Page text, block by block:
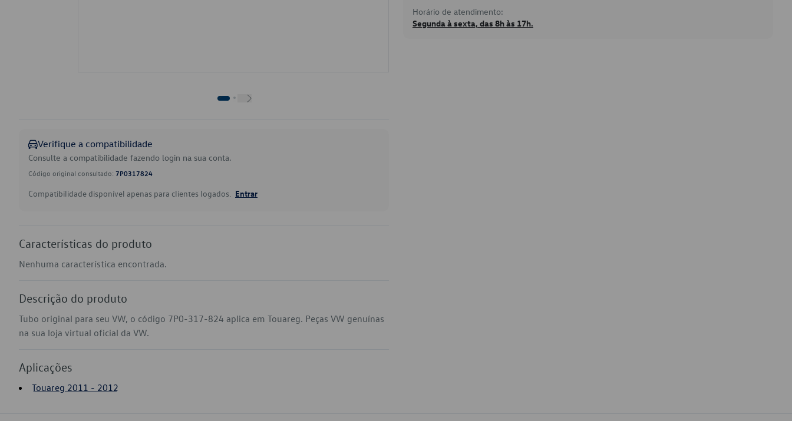
Verifique a compatibilidade
Consulte a compatibilidade fazendo login na sua conta.
Código original consultado: 7P0317824
Compatibilidade disponível apenas para clientes logados. Entrar
Características do produto
Nenhuma característica encontrada.
Descrição do produto
Tubo original para seu VW, o código 7P0-317-824 aplica em Touareg. Peças VW genuínas
na sua loja virtual oficial da VW.
Aplicações
Touareg 2011 - 2012
Horário de atendimento:
Segunda à sexta, das 8h às 17h.